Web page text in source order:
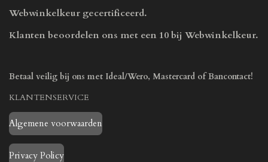
Webwinkelkeur gecertificeerd.
Klanten beoordelen ons met een 10 bij Webwinkelkeur.
Betaal veilig bij ons met Ideal/Wero, Mastercard of Bancontact!
KLANTENSERVICE
Algemene voorwaarden
Privacy Policy